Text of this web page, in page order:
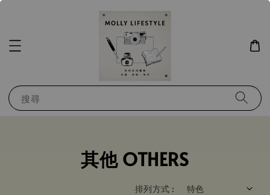
搜尋
其他 OTHERS
排列方式 :